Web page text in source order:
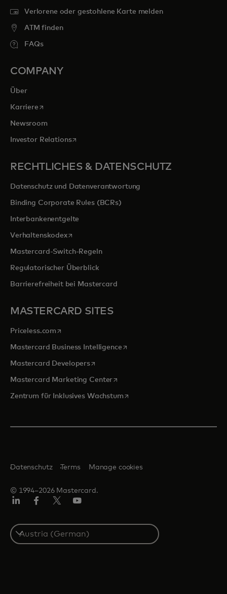
Verlorene oder gestohlene Karte melden
ATM finden
FAQs
COMPANY
Über
Karrierewird in einer neuen Registerkarte geöffnet
Newsroom
Investor Relationswird in einer neuen Registerkarte geöffnet
RECHTLICHES & DATENSCHUTZ
Datenschutz und Datenverantwortung
Binding Corporate Rules (BCRs)
Interbankenentgelte
Verhaltenskodexwird in einer neuen Registerkarte geöffnet
Mastercard-Switch-Regeln
Regulatorischer Überblick
Barrierefreiheit bei Mastercard
MASTERCARD SITES
Priceless.com wird in einer neuen Registerkarte geöffnet
Mastercard Business Intelligencewird in einer neuen
Mastercard Developerswird in einer neuen Registerkarte
Mastercard Marketing Centerwird in einer neuen
Zentrum für Inklusives Wachstumwird in einer neuen
© 1994–2026 Mastercard.
Datenschutz Terms Manage cookies
Select
a
country